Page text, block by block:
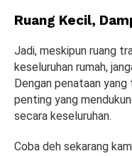
Ruang Kecil,
Jadi, meskipun ruang
keseluruhan rumah,
Dengan penataan
penting yang
secara keseluruhan.
Coba deh sekarang